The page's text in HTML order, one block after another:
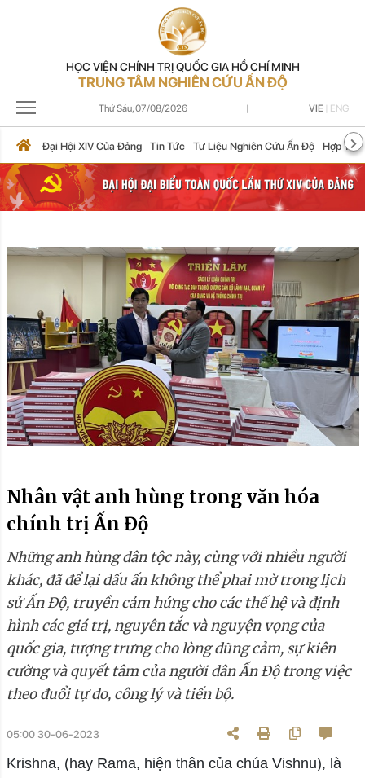
HỌC VIỆN CHÍNH TRỊ QUỐC GIA HỒ CHÍ MINH
TRUNG TÂM NGHIÊN CỨU ẤN ĐỘ
Thứ Sáu,07/08/2026 | VIE ENG
Đại Hội XIV Của Đảng Tin Tức Tư Liệu Nghiên Cứu Ấn Độ Hợp Tác
Nhân vật anh hùng trong văn hóa
chính trị Ấn Độ
Những anh hùng dân tộc này, cùng với nhiều người
khác, đã để lại dấu ấn không thể phai mờ trong lịch
sử Ấn Độ, truyền cảm hứng cho các thế hệ và định
hình các giá trị, nguyên tắc và nguyện vọng của
quốc gia, tượng trưng cho lòng dũng cảm, sự kiên
cường và quyết tâm của người dân Ấn Độ trong việc
theo đuổi tự do, công lý và tiến bộ.
05:00 30-06-2023
Krishna, (hay Rama, hiện thân của chúa Vishnu), là